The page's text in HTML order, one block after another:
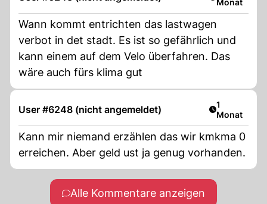
Monat
Wann kommt entrichten das lastwagen
verbot in det stadt. Es ist so gefährlich und
kann einem auf dem Velo überfahren. Das
wäre auch fürs klima gut
User #6248 (nicht angemeldet) Artikel
1
Monat
Kann mir niemand erzählen das wir kmkma 0
erreichen. Aber geld ust ja genug vorhanden.
Alle Kommentare anzeigen